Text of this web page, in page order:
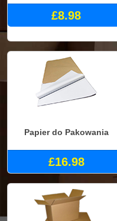
£8.98
Papier do Pakowania
£16.98